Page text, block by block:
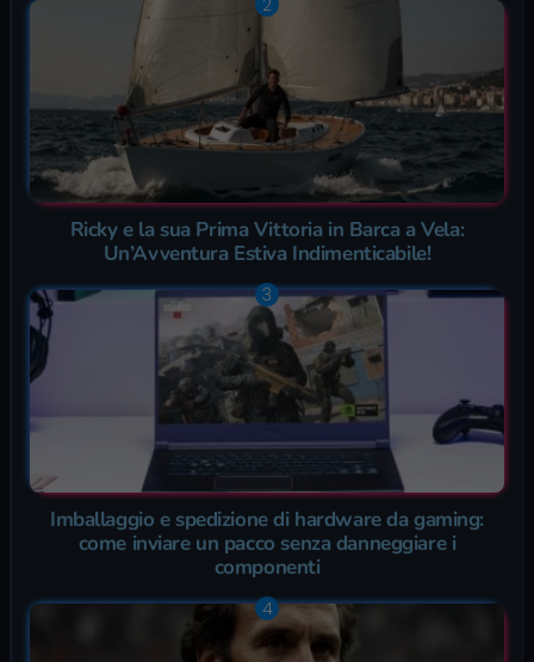
Ricky e la sua Prima Vittoria in Barca a Vela:
Un’Avventura Estiva Indimenticabile!
Imballaggio e spedizione di hardware da gaming:
come inviare un pacco senza danneggiare i
componenti